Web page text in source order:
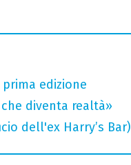
edizione
diventa realtà»
dell'ex Harry’s Bar)